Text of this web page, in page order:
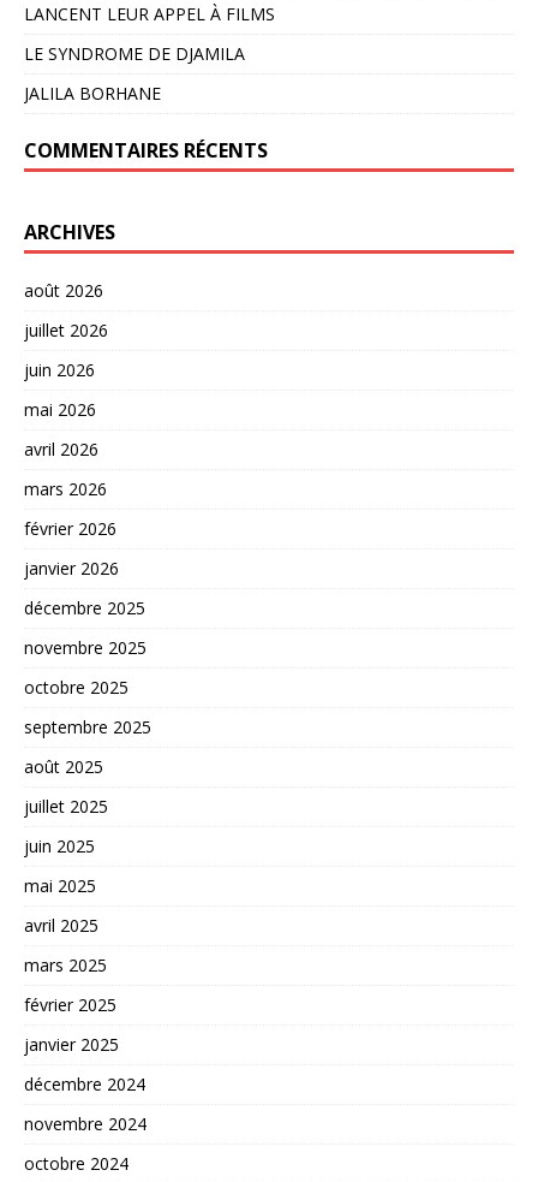
LANCENT LEUR APPEL À FILMS
LE SYNDROME DE DJAMILA
JALILA BORHANE
COMMENTAIRES RÉCENTS
ARCHIVES
août 2026
juillet 2026
juin 2026
mai 2026
avril 2026
mars 2026
février 2026
janvier 2026
décembre 2025
novembre 2025
octobre 2025
septembre 2025
août 2025
juillet 2025
juin 2025
mai 2025
avril 2025
mars 2025
février 2025
janvier 2025
décembre 2024
novembre 2024
octobre 2024